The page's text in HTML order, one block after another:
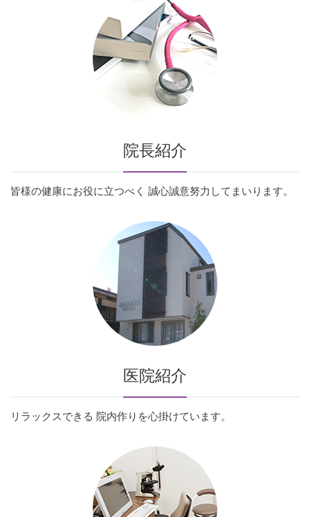
院長紹介
皆様の健康にお役に立つべく 誠心誠意努力してまいります。
医院紹介
リラックスできる 院内作りを心掛けています。